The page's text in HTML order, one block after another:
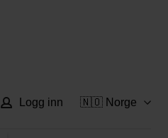
Logg inn 🇳🇴 Norge